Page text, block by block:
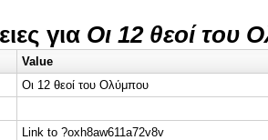
για Οι 12 θεοί του
Value
Οι 12 θεοί του Ολύμπου
Link to ?oxh8aw611a72v8v